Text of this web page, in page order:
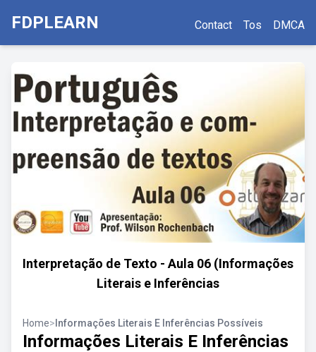
FDPLEARN Contact Tos DMCA
Interpretação de Texto - Aula 06 (Informações
Literais e Inferências
Home> Informações Literais E Inferências Possíveis
Informações Literais E Inferências